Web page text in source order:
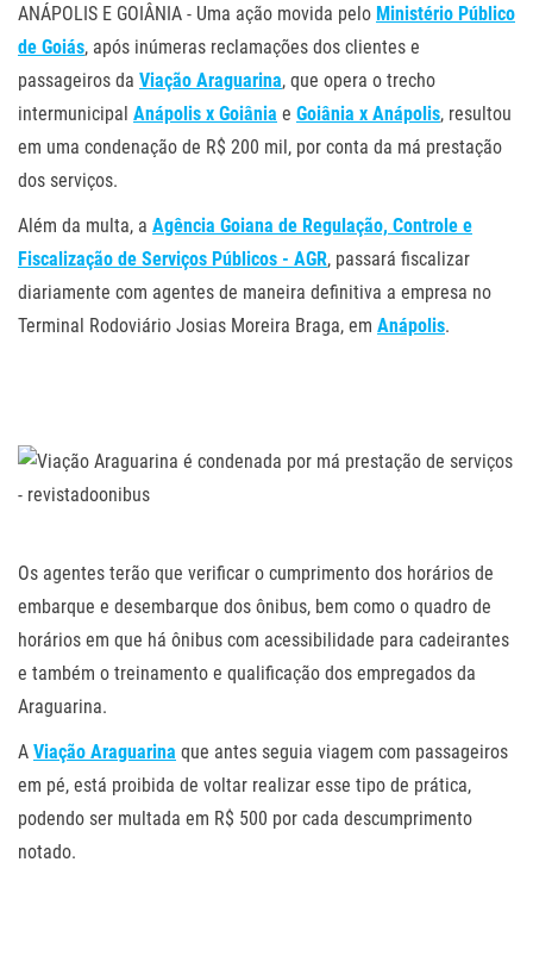
ANÁPOLIS E GOIÂNIA - Uma ação movida pelo Ministério Público
de Goiás, após inúmeras reclamações dos clientes e
passageiros da Viação Araguarina, que opera o trecho
intermunicipal Anápolis x Goiânia e Goiânia x Anápolis, resultou
em uma condenação de R$ 200 mil, por conta da má prestação
dos serviços.
Além da multa, a Agência Goiana de Regulação, Controle e
Fiscalização de Serviços Públicos - AGR, passará fiscalizar
diariamente com agentes de maneira definitiva a empresa no
Terminal Rodoviário Josias Moreira Braga, em Anápolis.
Os agentes terão que verificar o cumprimento dos horários de
embarque e desembarque dos ônibus, bem como o quadro de
horários em que há ônibus com acessibilidade para cadeirantes
e também o treinamento e qualificação dos empregados da
Araguarina.
A Viação Araguarina que antes seguia viagem com passageiros
em pé, está proibida de voltar realizar esse tipo de prática,
podendo ser multada em R$ 500 por cada descumprimento
notado.